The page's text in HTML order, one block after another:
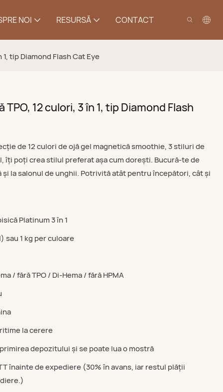
NOI RESURSĂ CONTACT
1, tip Diamond Flash Cat Eye
12 culori, 3 în 1, tip Diamond Flash
de 12 culori de ojă gel magnetică smoothie, 3 stiluri de
îți poți crea stilul preferat așa cum dorești. Bucură-te de
la salonul de unghii. Potrivită atât pentru începători, cât și
Platinum 3 în 1
sau 1 kg per culoare
/ fără TPO / Di-Hema / fără HPMA
la cerere
depozitului și se poate lua o mostră
înainte de expediere (30% în avans, iar restul plății